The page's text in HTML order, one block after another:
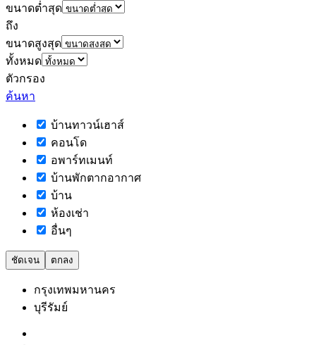
ขนาดต่ำสุด
ถึง
ขนาดสูงสุด
ทั้งหมด
ตัวกรอง
ค้นหา
บ้านทาวน์เฮาส์
คอนโด
อพาร์ทเมนท์
บ้านพักตากอากาศ
บ้าน
ห้องเช่า
อื่นๆ
ชัดเจน ตกลง
กรุงเทพมหานคร
บุรีรัมย์